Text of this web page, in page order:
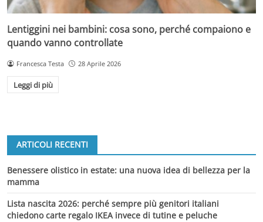
Lentiggini nei bambini: cosa sono, perché compaiono e
quando vanno controllate
Francesca Testa 28 Aprile 2026
Leggi di più
ARTICOLI RECENTI
Benessere olistico in estate: una nuova idea di bellezza per la
mamma
Lista nascita 2026: perché sempre più genitori italiani
chiedono carte regalo IKEA invece di tutine e peluche